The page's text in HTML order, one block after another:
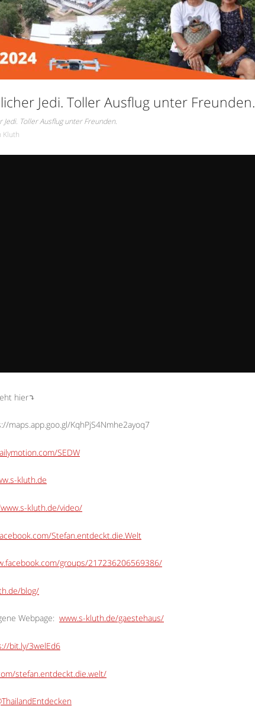
Jedi. Toller Ausflug unter Freunden.
Jedi. Toller Ausflug unter Freunden.
Kluth
hier⤵︎
maps.app.goo.gl/KqhPjS4Nmhe2ayoq7
SEDW
kluth.de
kluth.de/video/
Stefan.entdeckt.die.Welt
groups/217236206569386/
blog/
Webpage: www.s-kluth.de/gaestehaus/
bit.ly/3welEd6
stefan.entdeckt.die.welt/